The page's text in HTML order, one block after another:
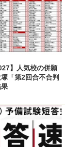
】人気校の併願
「第2回合不合判